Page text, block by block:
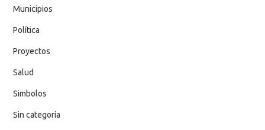
Municipios
Política
Proyectos
Salud
Simbolos
Sin categoría